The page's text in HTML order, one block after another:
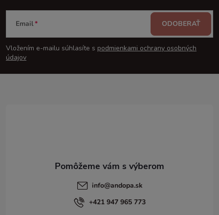
Z
á
p
Email
Vložením e-mailu súhlasíte s podmienkami ochrany osobných
údajov
ODOBERAŤ
info@andopa.sk
+421 947 965 773